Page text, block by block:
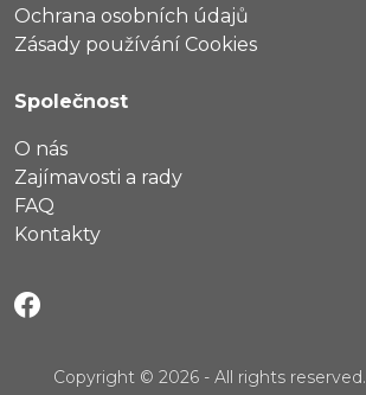
Ochrana osobních údajů
Zásady používání Cookies
Společnost
O nás
Zajímavosti a rady
FAQ
Kontakty
Copyright © 2026 - All rights reserved.